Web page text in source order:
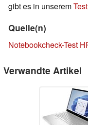
gibt es in unserem
Quelle(n)
Notebookcheck-Test
Verwandte Artikel